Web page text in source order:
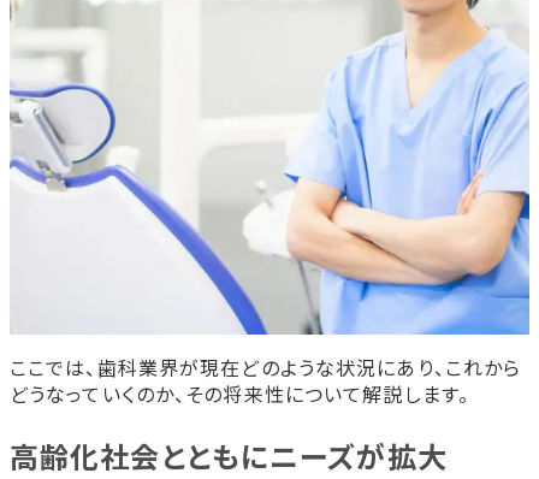
ここでは、歯科業界が現在どのような状況にあり、これから
どうなっていくのか、その将来性について解説します。
高齢化社会とともにニーズが拡大